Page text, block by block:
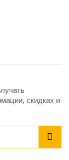
скидках и